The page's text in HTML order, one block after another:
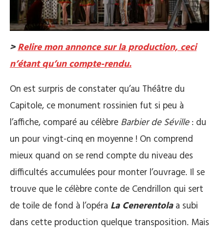
>Relire mon annonce sur la production, ceci
n’étant qu’un compte-rendu.
On est surpris de constater qu’au Théâtre du
Capitole, ce monument rossinien fut si peu à
l’affiche, comparé au célèbre Barbier de Séville: du
un pour vingt-cinq en moyenne ! On comprend
mieux quand on se rend compte du niveau des
difficultés accumulées pour monter l’ouvrage. Il se
trouve que le célèbre conte de Cendrillon qui sert
de toile de fond à l’opéra La Cenerentolaa subi
dans cette production quelque transposition. Mais